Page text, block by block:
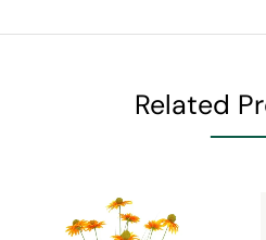
Related